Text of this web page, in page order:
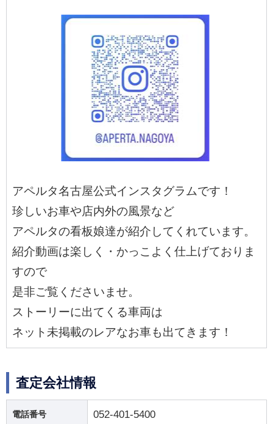
アペルタ名古屋公式インスタグラムです！
珍しいお車や店内外の風景など
アペルタの看板娘達が紹介してくれています。
紹介動画は楽しく・かっこよく仕上げておりま
すので
是非ご覧くださいませ。
ストーリーに出てくる車両は
ネット未掲載のレアなお車も出てきます！
査定会社情報
電話番号 052-401-5400